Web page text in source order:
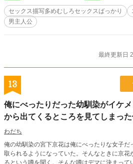
セックス描写多めむしろセックスばっかり
男主人公
最終更新日
13
俺にべったりだった幼馴染がイケ
から出てくるところを見てしまっ
わだち
俺の幼馴染の宮下京花は俺にべったりな女子だ
取られるようになっていた。そんなときに京
るという噂を聞く。そんな噂はデマに決まっ